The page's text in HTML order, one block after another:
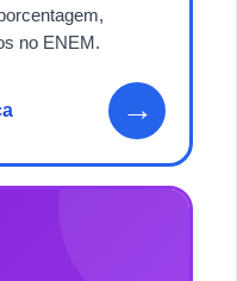
no ENEM.
→